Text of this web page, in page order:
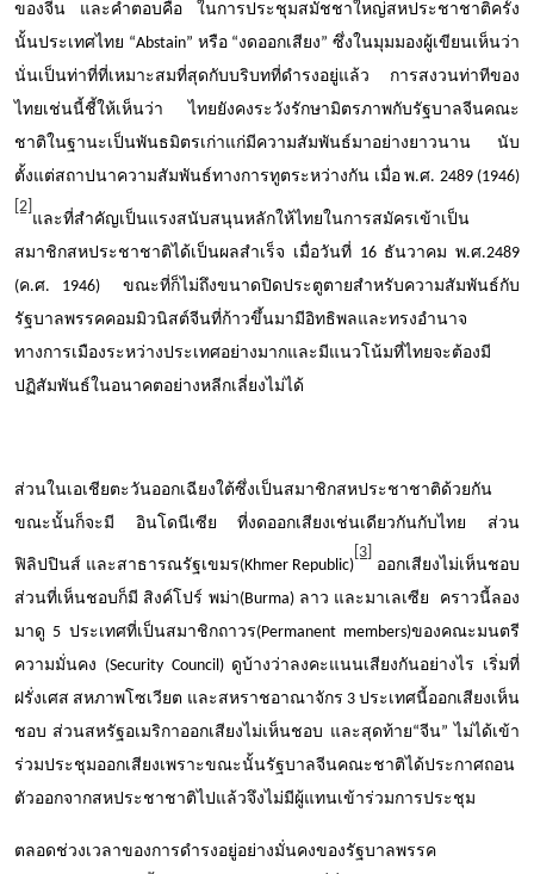
ของจีน และคำตอบคือ ในการประชุมสมัชชาใหญ่สหประชาชาติครั้ง
นั้นประเทศไทย “Abstain” หรือ “งดออกเสียง” ซึ่งในมุมมองผู้เขียนเห็นว่า
นั่นเป็นท่าที่ที่เหมาะสมที่สุดกับบริบทที่ดำรงอยู่แล้ว การสงวนท่าทีของ
ไทยเช่นนี้ชี้ให้เห็นว่า ไทยยังคงระวังรักษามิตรภาพกับรัฐบาลจีนคณะ
ชาติในฐานะเป็นพันธมิตรเก่าแก่มีความสัมพันธ์มาอย่างยาวนาน นับ
ตั้งแต่สถาปนาความสัมพันธ์ทางการทูตระหว่างกัน เมื่อ พ.ศ. 2489 (1946)
[2]
และที่สำคัญเป็นแรงสนับสนุนหลักให้ไทยในการสมัครเข้าเป็น
สมาชิกสหประชาชาติได้เป็นผลสำเร็จ เมื่อวันที่ 16 ธันวาคม พ.ศ.2489
(ค.ศ. 1946) ขณะที่ก็ไม่ถึงขนาดปิดประตูตายสำหรับความสัมพันธ์กับ
รัฐบาลพรรคคอมมิวนิสต์จีนที่ก้าวขึ้นมามีอิทธิพลและทรงอำนาจ
ทางการเมืองระหว่างประเทศอย่างมากและมีแนวโน้มที่ไทยจะต้องมี
ปฏิสัมพันธ์ในอนาคตอย่างหลีกเลี่ยงไม่ได้
ส่วนในเอเชียตะวันออกเฉียงใต้ซึ่งเป็นสมาชิกสหประชาชาติด้วยกัน
ขณะนั้นก็จะมี อินโดนีเซีย ที่งดออกเสียงเช่นเดียวกันกับไทย ส่วน
ฟิลิปปินส์ และสาธารณรัฐเขมร(Khmer Republic)
[3]
ออกเสียงไม่เห็นชอบ
ส่วนที่เห็นชอบก็มี สิงค์โปร์ พม่า(Burma) ลาว และมาเลเซีย คราวนี้ลอง
มาดู 5 ประเทศที่เป็นสมาชิกถาวร(Permanent members)ของคณะมนตรี
ความมั่นคง (Security Council) ดูบ้างว่าลงคะแนนเสียงกันอย่างไร เริ่มที่
ฝรั่งเศส สหภาพโซเวียต และสหราชอาณาจักร 3 ประเทศนี้ออกเสียงเห็น
ชอบ ส่วนสหรัฐอเมริกาออกเสียงไม่เห็นชอบ และสุดท้าย“จีน” ไม่ได้เข้า
ร่วมประชุมออกเสียงเพราะขณะนั้นรัฐบาลจีนคณะชาติได้ประกาศถอน
ตัวออกจากสหประชาชาติไปแล้วจึงไม่มีผู้แทนเข้าร่วมการประชุม
ตลอดช่วงเวลาของการดำรงอยู่อย่างมั่นคงของรัฐบาลพรรค